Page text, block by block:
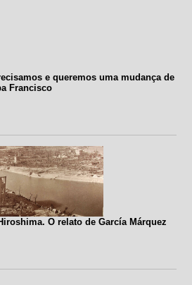
e queremos uma mudança de
Francisco
O relato de García Márquez